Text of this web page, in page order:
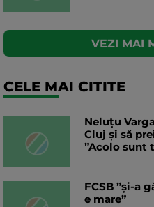
VEZI MAI
CELE MAI CITITE
Neluțu
Cluj și să
”Acolo sunt
FCSB ”și-a
e mare”